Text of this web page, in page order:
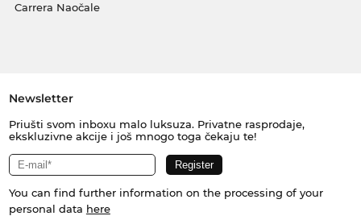
Carrera Naočale
Newsletter
Priušti svom inboxu malo luksuza. Privatne rasprodaje,
ekskluzivne akcije i još mnogo toga čekaju te!
You can find further information on the processing of your
personal data here